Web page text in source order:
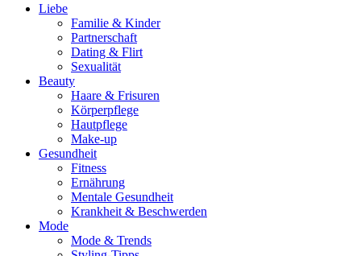
Liebe
Familie & Kinder
Partnerschaft
Dating & Flirt
Sexualität
Beauty
Haare & Frisuren
Körperpflege
Hautpflege
Make-up
Gesundheit
Fitness
Ernährung
Mentale Gesundheit
Krankheit & Beschwerden
Mode
Mode & Trends